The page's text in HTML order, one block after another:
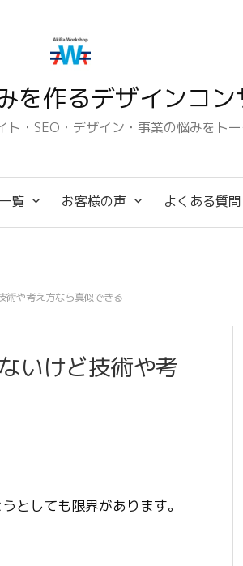
を作るデザインコ
ト・SEO・デザイン・事業の悩みをト
覧 お客様の声 よくある質問
術や考え方なら真似できる
いけど技術や考
としても限界があります。